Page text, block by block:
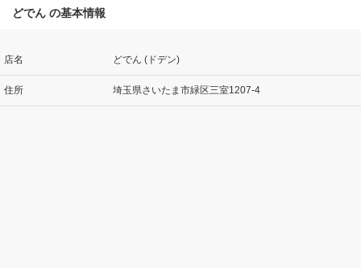
どでん の基本情報
店名 どでん (ドデン)
住所 埼玉県さいたま市緑区三室1207-4